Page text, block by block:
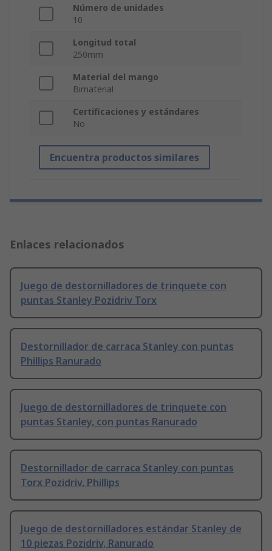
Número de unidades
10
Longitud total
250mm
Material del mango
Bimaterial
Certificaciones y estándares
No
Encuentra productos similares
Enlaces relacionados
Juego de destornilladores de trinquete con
puntas Stanley Pozidriv Torx
Destornillador de carraca Stanley con puntas
Phillips Ranurado
Juego de destornilladores de trinquete con
puntas Stanley, con puntas Ranurado
Destornillador de carraca Stanley con puntas
Torx Pozidriv, Phillips
Juego de destornilladores estándar Stanley de
10 piezas Pozidriv, Ranurado